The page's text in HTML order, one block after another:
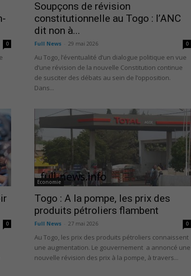
0
Soupçons de révision
constitutionnelle au Togo : l’ANC
dit non à...
Full News 29 mai 2026 0
Au Togo, l’éventualité d’un dialogue politique en vue
d’une révision de la nouvelle Constitution continue
de susciter des débats au sein de l’opposition.
Dans...
0
Economie
Togo : A la pompe, les prix des
produits pétroliers flambent
Full News 27 mai 2026 0
Au Togo, les prix des produits pétroliers connaissent
une augmentation. Le gouvernement a annoncé une
nouvelle révision des prix à la pompe, à travers...